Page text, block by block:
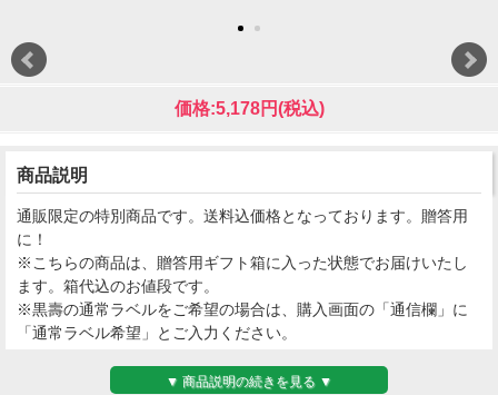
価格:5,178円(税込)
商品説明
通販限定の特別商品です。送料込価格となっております。贈答用
に！
※こちらの商品は、贈答用ギフト箱に入った状態でお届けいたし
ます。箱代込のお値段です。
※黒壽の通常ラベルをご希望の場合は、購入画面の「通信欄」に
「通常ラベル希望」とご入力ください。
▼ 商品説明の続きを見る ▼